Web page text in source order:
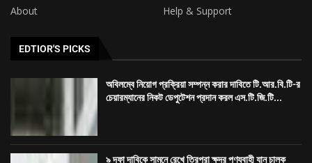
About
Help & Support
EDTIOR'S PICKS
অবিলম্বে নিয়োগ প্রক্রিয়া সম্পন্ন করার দাবিতে টি.আর.বি.টি-র
চেয়ারম্যানের নিকট ডেপুটেশন প্রদান করল এস.টি.জি.টি...
৯ দফা দাবিকে সামনে রেখে ত্রিপুরা ক্ষুদ্র পণ্যবাহী যান চালক